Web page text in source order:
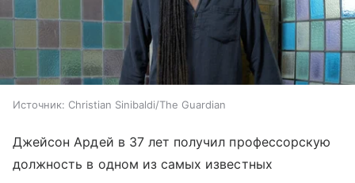
Источник: Christian Sinibaldi/The Guardian
Джейсон Ардей в 37 лет получил профессорскую
должность в одном из самых известных